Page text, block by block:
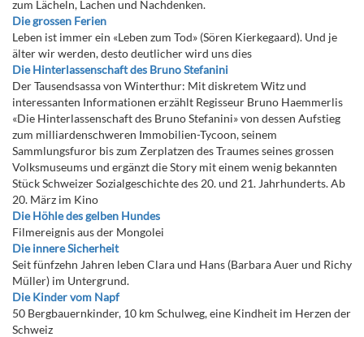
zum Lächeln, Lachen und Nachdenken.
Die grossen Ferien
Leben ist immer ein «Leben zum Tod» (Sören Kierkegaard). Und je
älter wir werden, desto deutlicher wird uns dies
Die Hinterlassenschaft des Bruno Stefanini
Der Tausendsassa von Winterthur: Mit diskretem Witz und
interessanten Informationen erzählt Regisseur Bruno Haemmerlis
«Die Hinterlassenschaft des Bruno Stefanini» von dessen Aufstieg
zum milliardenschweren Immobilien-Tycoon, seinem
Sammlungsfuror bis zum Zerplatzen des Traumes seines grossen
Volksmuseums und ergänzt die Story mit einem wenig bekannten
Stück Schweizer Sozialgeschichte des 20. und 21. Jahrhunderts. Ab
20. März im Kino
Die Höhle des gelben Hundes
Filmereignis aus der Mongolei
Die innere Sicherheit
Seit fünfzehn Jahren leben Clara und Hans (Barbara Auer und Richy
Müller) im Untergrund.
Die Kinder vom Napf
50 Bergbauernkinder, 10 km Schulweg, eine Kindheit im Herzen der
Schweiz